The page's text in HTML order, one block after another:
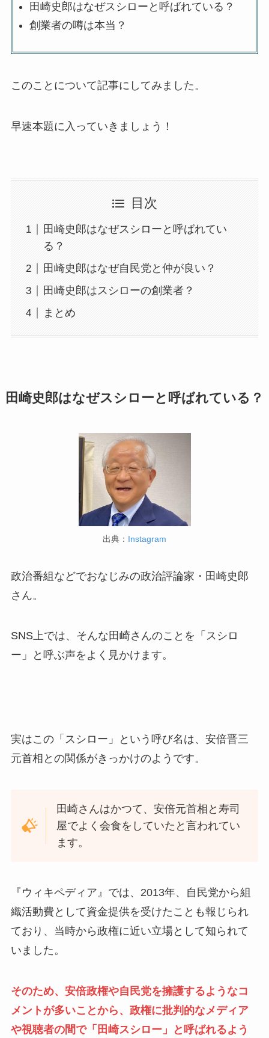
田崎史郎はなぜスシローと呼ばれている？
創業者の噂は本当？
このことについて記事にしてみました。
早速本題に入っていきましょう！
目次
田崎史郎はなぜスシローと呼ばれてい
る？
田崎史郎はなぜ自民党と仲が良い？
田崎史郎はスシローの創業者？
まとめ
田崎史郎はなぜスシローと呼ばれている？
出典： Instagram
政治番組などでおなじみの政治評論家・田崎史郎
さん。
SNS上では、そんな田崎さんのことを「スシロ
ー」と呼ぶ声をよく見かけます。
実はこの「スシロー」という呼び名は、安倍晋三
元首相との関係がきっかけのようです。
田崎さんはかつて、安倍元首相と寿司
屋でよく会食をしていたと言われてい
ます。
『ウィキペディア』では、2013年、自民党から組
織活動費として資金提供を受けたことも報じられ
ており、当時から政権に近い立場として知られて
いました。
そのため、安倍政権や自民党を擁護するようなコ
メントが多いことから、政権に批判的なメディア
や視聴者の間で「田崎スシロー」と呼ばれるよう